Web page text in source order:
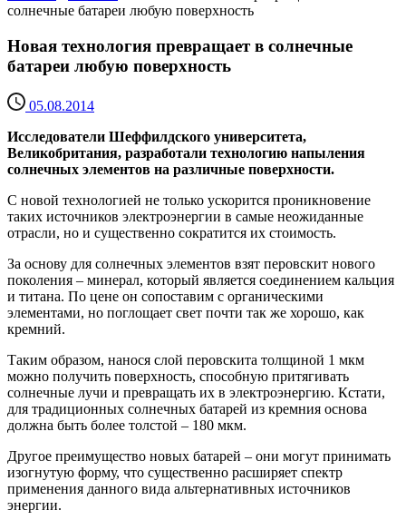
солнечные батареи любую поверхность
Новая технология превращает в солнечные
батареи любую поверхность
05.08.2014
Исследователи Шеффилдского университета,
Великобритания, разработали технологию напыления
солнечных элементов на различные поверхности.
С новой технологией не только ускорится проникновение
таких источников электроэнергии в самые неожиданные
отрасли, но и существенно сократится их стоимость.
За основу для солнечных элементов взят перовскит нового
поколения – минерал, который является соединением кальция
и титана. По цене он сопоставим с органическими
элементами, но поглощает свет почти так же хорошо, как
кремний.
Таким образом, нанося слой перовскита толщиной 1 мкм
можно получить поверхность, способную притягивать
солнечные лучи и превращать их в электроэнергию. Кстати,
для традиционных солнечных батарей из кремния основа
должна быть более толстой – 180 мкм.
Другое преимущество новых батарей – они могут принимать
изогнутую форму, что существенно расширяет спектр
применения данного вида альтернативных источников
энергии.